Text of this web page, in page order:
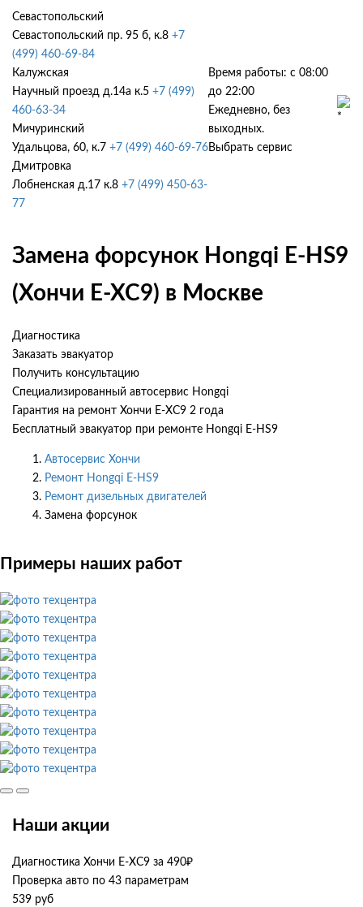
Севастопольский
Севастопольский пр. 95 б, к.8 +7
(499) 460-69-84
Калужская
Научный проезд д.14а к.5 +7 (499)
460-63-34
Мичуринский
Удальцова, 60, к.7 +7 (499) 460-69-76
Дмитровка
Лобненская д.17 к.8 +7 (499) 450-63-
77
Время работы: с 08:00
до 22:00
Ежедневно, без
выходных.
Выбрать сервис
Замена форсунок Hongqi E-HS9
(Хончи Е-ХС9) в Москве
Диагностика
Заказать эвакуатор
Получить консультацию
Специализированный автосервис Hongqi
Гарантия на ремонт Хончи Е-ХС9 2 года
Бесплатный эвакуатор при ремонте Hongqi E-HS9
Автосервис Хончи
Ремонт Hongqi E-HS9
Ремонт дизельных двигателей
Замена форсунок
Примеры наших работ
Наши акции
Диагностика Хончи Е-ХС9 за 490₽
Проверка авто по 43 параметрам
539 руб